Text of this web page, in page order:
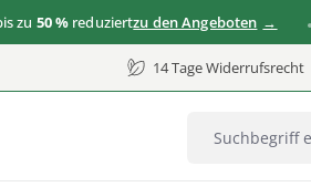
50 % reduziertzu den Angeboten
14 Tage Widerrufsrecht